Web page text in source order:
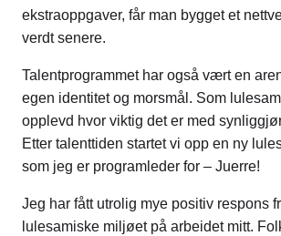
ekstraoppgaver, får man bygget et
verdt senere.
Talentprogrammet har også vært en
egen identitet og morsmål. Som
opplevd hvor viktig det er med
Etter talenttiden startet vi opp en ny
som jeg er programleder for – Juerre!
Jeg har fått utrolig mye positiv respons
lulesamiske miljøet på arbeidet mitt.